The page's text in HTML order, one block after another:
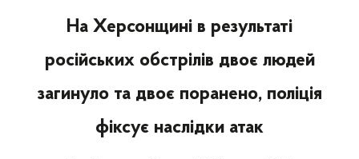
На Херсонщині в результаті
російських обстрілів двоє людей
загинуло та двоє поранено, поліція
фіксує наслідки атак